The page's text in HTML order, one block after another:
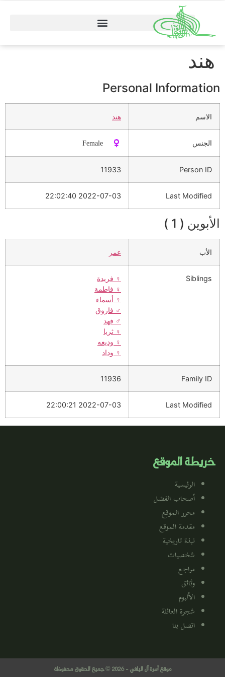
هند
Personal Information
الاسم هند
الجنس ♀️ Female
Person ID
11933
Last Modified
2022-07-03 22:02:40
الأبوين ( 1 )
الأب عمر
Siblings
♀️ فريدة
♀️ فاطمة
♀️ أسماء
♂️ فاروق
♂️ فهد
♀️ ثريا
♀️ وديعه
♀️ وداد
Family ID
11936
Last Modified
2022-07-03 22:00:21
خريطة الموقع
الرئيسية
أصحاب الفضل
محرر الموقع
مقدمة الموقع
نبذة تاريخية
شخصيات
مراجع
وثائق
الألبوم
شجرة العائلة
اتصل بنا
موقع أسرة آل اليافي - 2026 © جميع الحقوق محفوظة